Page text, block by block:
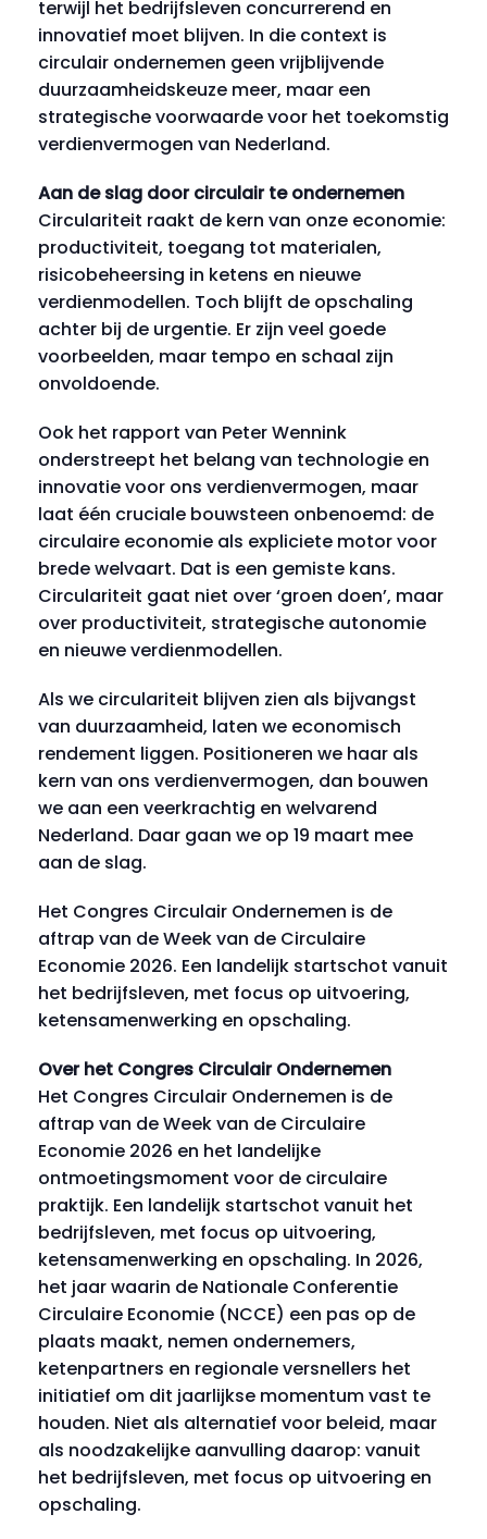
terwijl het bedrijfsleven concurrerend en
innovatief moet blijven. In die context is
circulair ondernemen geen vrijblijvende
duurzaamheidskeuze meer, maar een
strategische voorwaarde voor het toekomstig
verdienvermogen van Nederland.
Aan de slag door circulair te ondernemen
Circulariteit raakt de kern van onze economie:
productiviteit, toegang tot materialen,
risicobeheersing in ketens en nieuwe
verdienmodellen. Toch blijft de opschaling
achter bij de urgentie. Er zijn veel goede
voorbeelden, maar tempo en schaal zijn
onvoldoende.
Ook het rapport van Peter Wennink
onderstreept het belang van technologie en
innovatie voor ons verdienvermogen, maar
laat één cruciale bouwsteen onbenoemd: de
circulaire economie als expliciete motor voor
brede welvaart. Dat is een gemiste kans.
Circulariteit gaat niet over ‘groen doen’, maar
over productiviteit, strategische autonomie
en nieuwe verdienmodellen.
Als we circulariteit blijven zien als bijvangst
van duurzaamheid, laten we economisch
rendement liggen. Positioneren we haar als
kern van ons verdienvermogen, dan bouwen
we aan een veerkrachtig en welvarend
Nederland. Daar gaan we op 19 maart mee
aan de slag.
Het Congres Circulair Ondernemen is de
aftrap van de Week van de Circulaire
Economie 2026. Een landelijk startschot vanuit
het bedrijfsleven, met focus op uitvoering,
ketensamenwerking en opschaling.
Over het Congres Circulair Ondernemen
Het Congres Circulair Ondernemen is de
aftrap van de Week van de Circulaire
Economie 2026 en het landelijke
ontmoetingsmoment voor de circulaire
praktijk. Een landelijk startschot vanuit het
bedrijfsleven, met focus op uitvoering,
ketensamenwerking en opschaling. In 2026,
het jaar waarin de Nationale Conferentie
Circulaire Economie (NCCE) een pas op de
plaats maakt, nemen ondernemers,
ketenpartners en regionale versnellers het
initiatief om dit jaarlijkse momentum vast te
houden. Niet als alternatief voor beleid, maar
als noodzakelijke aanvulling daarop: vanuit
het bedrijfsleven, met focus op uitvoering en
opschaling.